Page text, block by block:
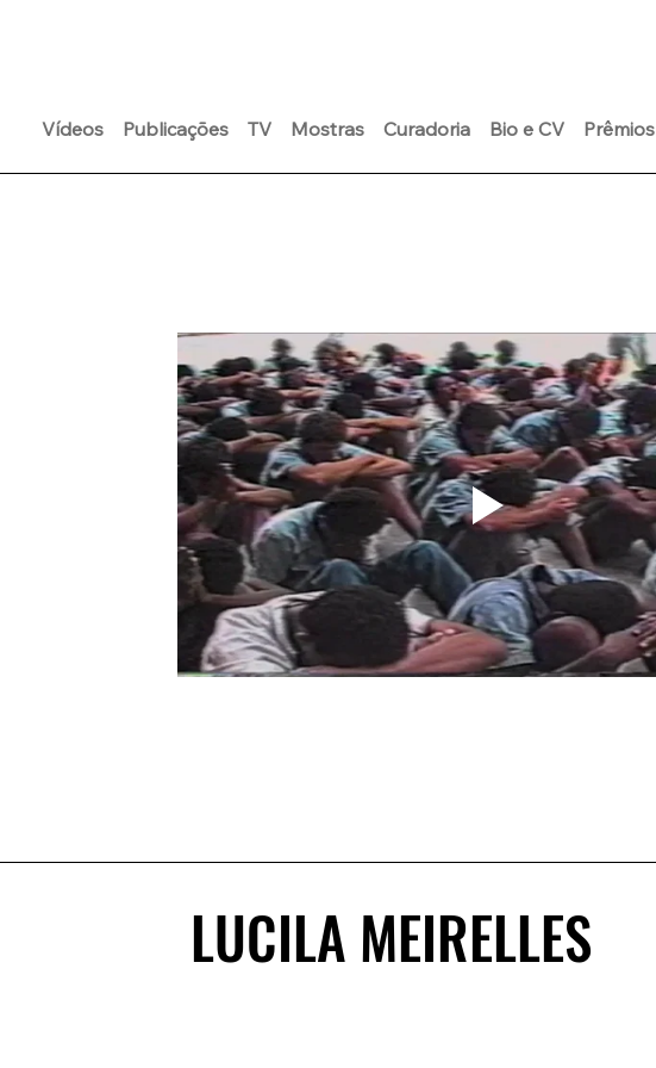
Vídeos Publicações TV Mostras Curadoria Bio e CV Prêmios
LUCILA MEIRELLES